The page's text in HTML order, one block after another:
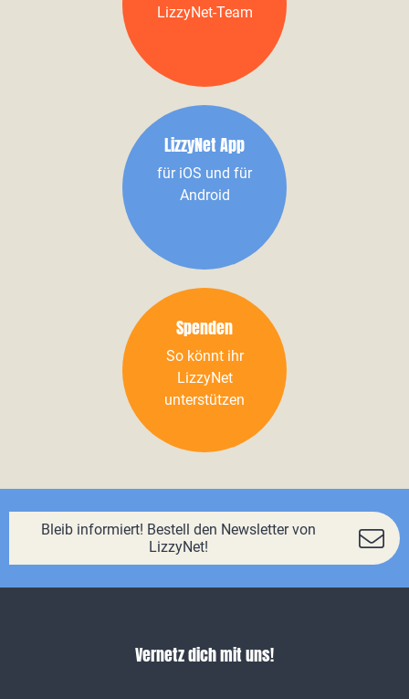
LizzyNet-Team
LizzyNet App
für iOS und für
Android
Spenden
So könnt ihr
LizzyNet
unterstützen
Bleib informiert! Bestell den Newsletter von
LizzyNet!
Vernetz dich mit uns!